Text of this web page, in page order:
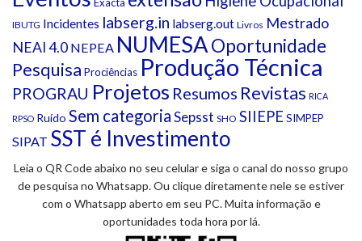
IBUTG Incidentes labserg.in labserg.out Livros Mestrado
NEAI 4.0 NEPEA NUMESAOportunidade
Pesquisa Prociências Produção Técnica
PROGRAU Projetos Resumos Revistas RICA
RPSO Ruído Sem categoriaSepsst SHO SIIEPE SIMPEP
SIPAT SST é Investimento
Leia o QR Code abaixo no seu celular e siga o canal do nosso grupo
de pesquisa no Whatsapp. Ou clique diretamente nele se estiver
com o Whatsapp aberto em seu PC. Muita informação e
oportunidades toda hora por lá.